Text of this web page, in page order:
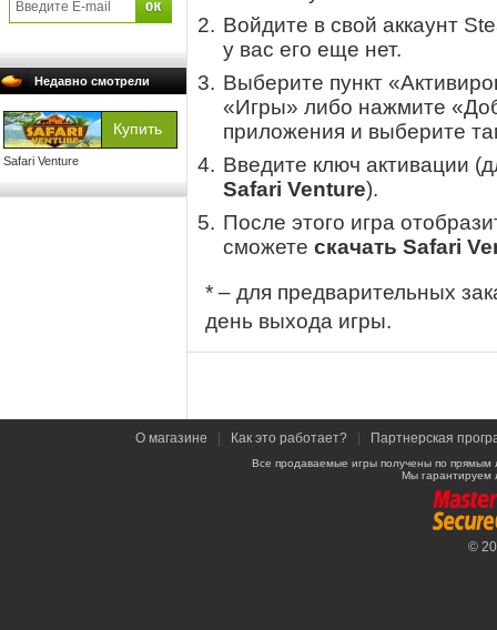
Недавно смотрели
Safari Venture
Войдите в свой аккаунт
у вас его еще нет.
Выберите пункт
«Игры» либо нажмите
приложения и выберите
Введите ключ активации
Safari Venture).
После этого игра
сможете скачать Safari
* – для предварительных
день выхода игры.
О магазине Как это работает? Партнерская
Все продаваемые игры получены по
Мы гарантируем
©